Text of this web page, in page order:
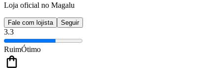
Loja oficial no Magalu
Fale com lojista Seguir
3.3
RuimÓtimo